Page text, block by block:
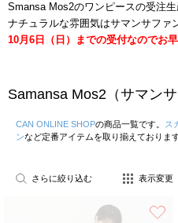
Smansa Mos2のワンピースの受注生
ナチュラルな雰囲気はサマンサファ
10月6日（日）までの受付なのでお
Samansa Mos2（サマン
CAN ONLINE SHOPの商品一覧です。 ス
ンなど定番アイテムを取り揃えております
さらに絞り込む 表示変更